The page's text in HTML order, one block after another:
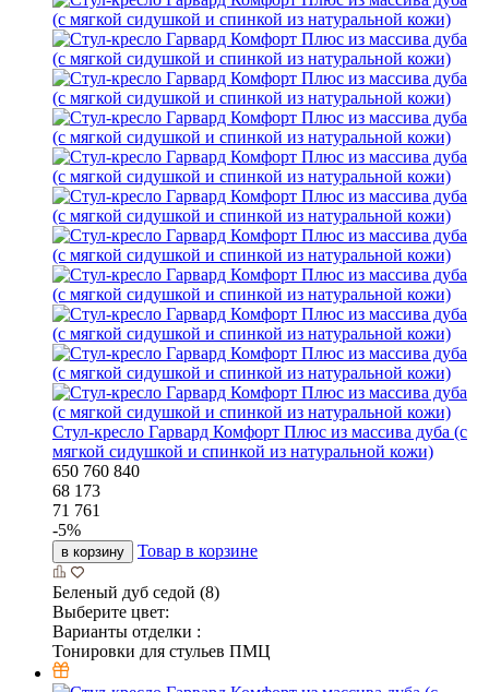
Стул-кресло Гарвард Комфорт Плюс из массива дуба (с
мягкой сидушкой и спинкой из натуральной кожи)
650 760 840
68 173
71 761
-5%
в корзину Товар в корзине
Беленый дуб седой (8)
Выберите цвет:
Варианты отделки :
Тонировки для стульев ПМЦ